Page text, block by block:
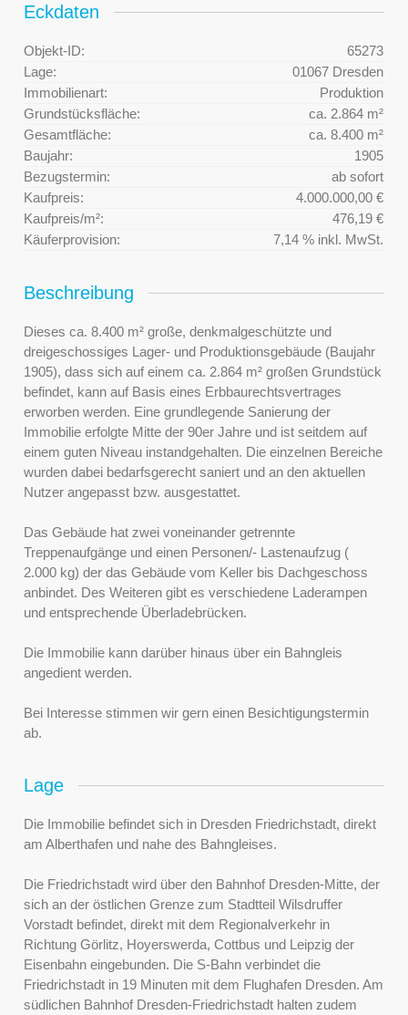
Eckdaten
Objekt-ID:
65273
Lage:
01067 Dresden
Immobilienart:
Produktion
Grundstücksfläche:
ca. 2.864 m²
Gesamtfläche:
ca. 8.400 m²
Baujahr:
1905
Bezugstermin:
ab sofort
Kaufpreis:
4.000.000,00 €
Kaufpreis/m²:
476,19 €
Käuferprovision:
7,14 % inkl. MwSt.
Beschreibung
Dieses ca. 8.400 m² große, denkmalgeschützte und
dreigeschossiges Lager- und Produktionsgebäude (Baujahr
1905), dass sich auf einem ca. 2.864 m² großen Grundstück
befindet, kann auf Basis eines Erbbaurechtsvertrages
erworben werden. Eine grundlegende Sanierung der
Immobilie erfolgte Mitte der 90er Jahre und ist seitdem auf
einem guten Niveau instandgehalten. Die einzelnen Bereiche
wurden dabei bedarfsgerecht saniert und an den aktuellen
Nutzer angepasst bzw. ausgestattet.
Das Gebäude hat zwei voneinander getrennte
Treppenaufgänge und einen Personen/- Lastenaufzug (
2.000 kg) der das Gebäude vom Keller bis Dachgeschoss
anbindet. Des Weiteren gibt es verschiedene Laderampen
und entsprechende Überladebrücken.
Die Immobilie kann darüber hinaus über ein Bahngleis
angedient werden.
Bei Interesse stimmen wir gern einen Besichtigungstermin
ab.
Lage
Die Immobilie befindet sich in Dresden Friedrichstadt, direkt
am Alberthafen und nahe des Bahngleises.
Die Friedrichstadt wird über den Bahnhof Dresden-Mitte, der
sich an der östlichen Grenze zum Stadtteil Wilsdruffer
Vorstadt befindet, direkt mit dem Regionalverkehr in
Richtung Görlitz, Hoyerswerda, Cottbus und Leipzig der
Eisenbahn eingebunden. Die S-Bahn verbindet die
Friedrichstadt in 19 Minuten mit dem Flughafen Dresden. Am
südlichen Bahnhof Dresden-Friedrichstadt halten zudem